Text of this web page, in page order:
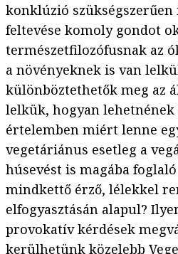
konklúzió
feltevése komoly gondot
természetfilozófusnak az
a növényeknek is van
különböztethetők meg az
lelkük, hogyan
értelemben miért lenne
vegetáriánus esetleg a
húsevést is magába
mindkettő érző, lélekkel
elfogyasztásán alapul?
provokatív kérdések
kerülhetünk közelebb